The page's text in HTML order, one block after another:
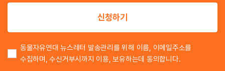
이
신청하기
동물자유연대 뉴스레터 발송관리를 위해 이름, 이메일주소를
수집하며, 수신거부시까지 이용, 보유하는데 동의합니다.